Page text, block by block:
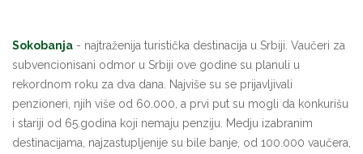
Sokobanja - najtraženija turistička destinacija u Srbiji. Vaučeri za
subvencionisani odmor u Srbiji ove godine su planuli u
rekordnom roku za dva dana. Najviše su se prijavljivali
penzioneri, njih više od 60.000, a prvi put su mogli da konkurišu
i stariji od 65.godina koji nemaju penziju. Medju izabranim
destinacijama, najzastupljenije su bile banje, od 100.000 vaučera,